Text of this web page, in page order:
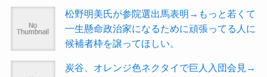
松野明美氏が参院選出馬表明→もっと若くて
一生懸命政治家になるために頑張ってる人に
候補者枠を譲ってほしい。
炭谷、オレンジ色ネクタイで巨人入団会見→